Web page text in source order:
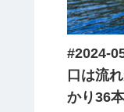
#2024-
口は流
かり36本